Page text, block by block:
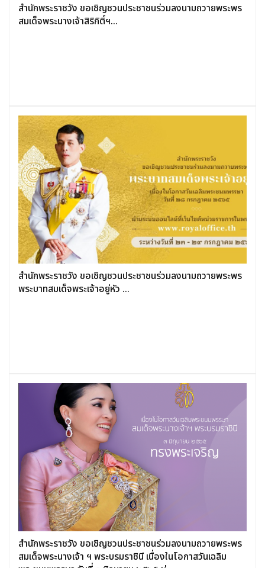
สำนักพระราชวัง ขอเชิญชวนประชาชนร่วมลงนามถวายพระพร
สมเด็จพระนางเจ้าสิริกิติ์ฯ...
สำนักพระราชวัง ขอเชิญชวนประชาชนร่วมลงนามถวายพระพร
พระบาทสมเด็จพระเจ้าอยู่หัว ...
สำนักพระราชวัง ขอเชิญชวนประชาชนร่วมลงนามถวายพระพร
สมเด็จพระนางเจ้า ฯ พระบรมราชินี เนื่องในโอกาสวันเฉลิม